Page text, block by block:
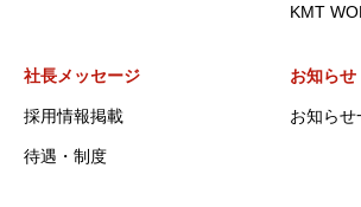
KMT
社長メッセージ
採用情報掲載
待遇・制度
お知らせ
お知らせ